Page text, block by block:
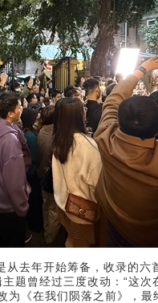
年开始筹备，收录的六
题曾经过三度改动：“这
为《在我们陨落之前》，